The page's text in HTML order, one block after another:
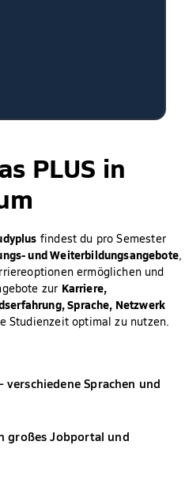
PLUS in
findest du pro Semester
und Weiterbildungsangebote,
ermöglichen und
zur Karriere,
Sprache, Netzwerk
Studienzeit optimal zu nutzen.
verschiedene Sprachen und
großes Jobportal und